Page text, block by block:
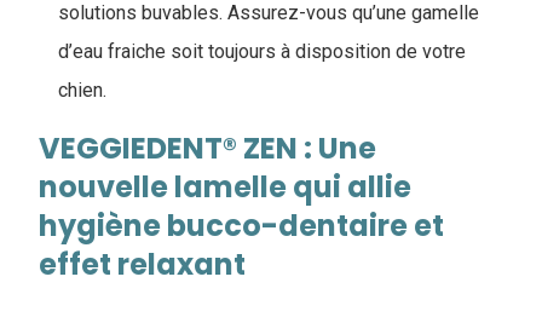
solutions buvables. Assurez-vous qu’une gamelle
d’eau fraiche soit toujours à disposition de votre
chien.
VEGGIEDENT® ZEN : Une
nouvelle lamelle qui allie
hygiène bucco-dentaire et
effet relaxant